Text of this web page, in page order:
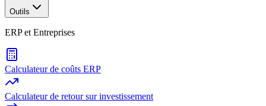
Outils
ERP et Entreprises
Calculateur de coûts ERP
Calculateur de retour sur investissement